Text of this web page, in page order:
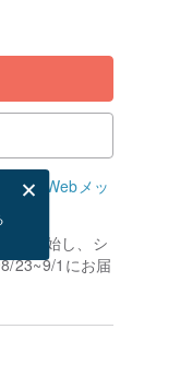
す。
Webメッ
を開始し、シ
23~9/1にお届